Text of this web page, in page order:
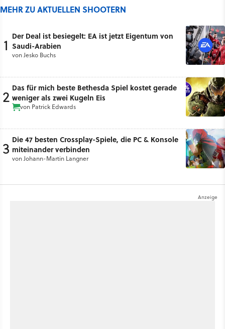
MEHR ZU AKTUELLEN SHOOTERN
1 Der Deal ist besiegelt: EA ist jetzt Eigentum von
Saudi-Arabien
vonJesko Buchs
2 Das für mich beste Bethesda Spiel kostet gerade
weniger als zwei Kugeln Eis
von Patrick Edwards
3 Die 47 besten Crossplay-Spiele, die PC & Konsole
miteinander verbinden
vonJohann-Martin Langner